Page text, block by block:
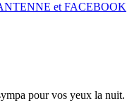
et FACEBOOK
pour vos yeux la nuit.